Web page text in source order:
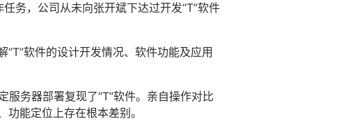
务，公司从未向张开斌下达过开发“T”软件
软件的设计开发情况、软件功能及应用
务器部署复现了“T”软件。亲自操作对比
能定位上存在根本差别。